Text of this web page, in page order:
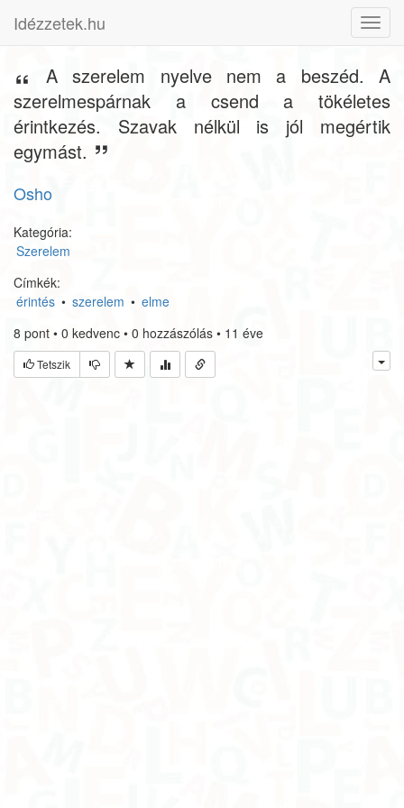
Idézzetek.hu
A szerelem nyelve nem a beszéd. A
szerelmespárnak a csend a tökéletes
érintkezés. Szavak nélkül is jól megértik
egymást.
Osho
Kategória:
Szerelem
Címkék:
érintés • szerelem • elme
8 pont • 0 kedvenc • 0 hozzászólás • 11 éve
Tetszik